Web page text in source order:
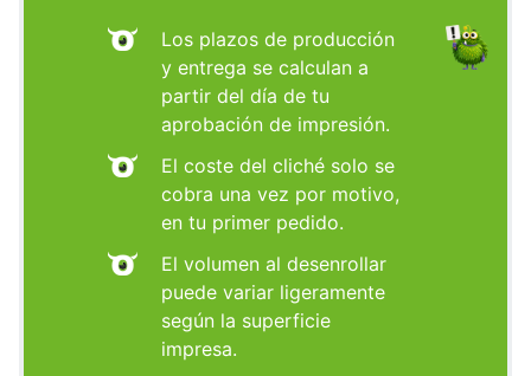
Los plazos de producción
y entrega se calculan a
partir del día de tu
aprobación de impresión.
El coste del cliché solo se
cobra una vez por motivo,
en tu primer pedido.
El volumen al desenrollar
puede variar ligeramente
según la superficie
impresa.